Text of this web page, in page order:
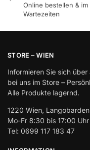
Online bestellen &
Wartezeiten
STORE – WIEN
Informieren Sie sich
bei uns im Store –
Alle Produkte lagernd.
1220 Wien,
Mo-Fr 8:30 bis 17:00 Uhr
Tel: 0699 117 183 47